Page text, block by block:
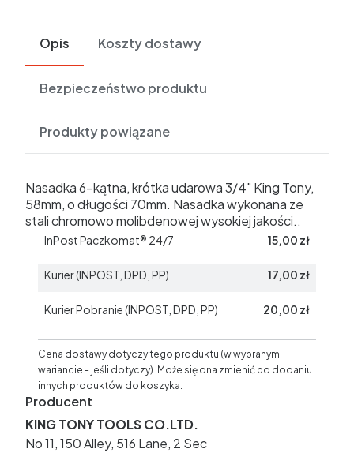
Opis Koszty dostawy
Bezpieczeństwo produktu
Produkty powiązane
Nasadka 6-kątna, krótka udarowa 3/4" King Tony,
58mm, o długości 70mm. Nasadka wykonana ze
stali chromowo molibdenowej wysokiej jakości..
InPost Paczkomat® 24/7 15,00 zł
Kurier (INPOST, DPD, PP) 17,00 zł
Kurier Pobranie (INPOST, DPD, PP) 20,00 zł
Cena dostawy dotyczy tego produktu (w wybranym
wariancie - jeśli dotyczy). Może się ona zmienić po dodaniu
innych produktów do koszyka.
Producent
KING TONY TOOLS CO.LTD.
No 11, 150 Alley, 516 Lane, 2 Sec